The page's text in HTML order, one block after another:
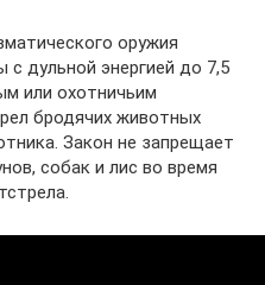
оружия
с дульной энергией до 7,5
или охотничьим
бродячих животных
Закон не запрещает
собак и лис во время